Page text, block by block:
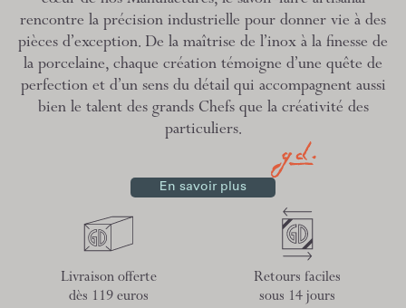
rencontre la précision industrielle pour donner vie à des
pièces d’exception. De la maîtrise de l’inox à la finesse de
la porcelaine, chaque création témoigne d’une quête de
perfection et d’un sens du détail qui accompagnent aussi
bien le talent des grands Chefs que la créativité des
particuliers.
En savoir plus
Livraison offerte
dès 119 euros
Retours faciles
sous 14 jours